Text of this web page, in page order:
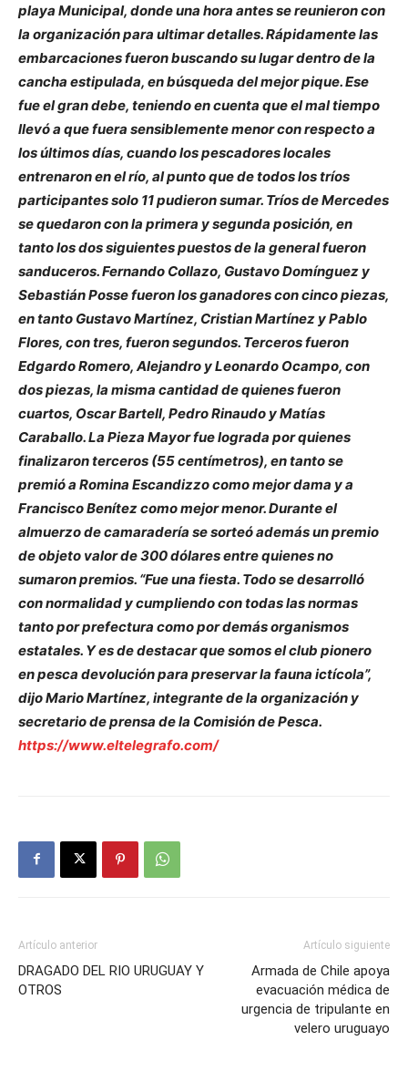
playa Municipal, donde una hora antes se reunieron con
la organización para ultimar detalles. Rápidamente las
embarcaciones fueron buscando su lugar dentro de la
cancha estipulada, en búsqueda del mejor pique. Ese
fue el gran debe, teniendo en cuenta que el mal tiempo
llevó a que fuera sensiblemente menor con respecto a
los últimos días, cuando los pescadores locales
entrenaron en el río, al punto que de todos los tríos
participantes solo 11 pudieron sumar. Tríos de Mercedes
se quedaron con la primera y segunda posición, en
tanto los dos siguientes puestos de la general fueron
sanduceros. Fernando Collazo, Gustavo Domínguez y
Sebastián Posse fueron los ganadores con cinco piezas,
en tanto Gustavo Martínez, Cristian Martínez y Pablo
Flores, con tres, fueron segundos. Terceros fueron
Edgardo Romero, Alejandro y Leonardo Ocampo, con
dos piezas, la misma cantidad de quienes fueron
cuartos, Oscar Bartell, Pedro Rinaudo y Matías
Caraballo. La Pieza Mayor fue lograda por quienes
finalizaron terceros (55 centímetros), en tanto se
premió a Romina Escandizzo como mejor dama y a
Francisco Benítez como mejor menor. Durante el
almuerzo de camaradería se sorteó además un premio
de objeto valor de 300 dólares entre quienes no
sumaron premios. “Fue una fiesta. Todo se desarrolló
con normalidad y cumpliendo con todas las normas
tanto por prefectura como por demás organismos
estatales. Y es de destacar que somos el club pionero
en pesca devolución para preservar la fauna ictícola”,
dijo Mario Martínez, integrante de la organización y
secretario de prensa de la Comisión de Pesca.
https://www.eltelegrafo.com/
Artículo anterior
DRAGADO DEL RIO URUGUAY Y
OTROS
Artículo siguiente
Armada de Chile apoya
evacuación médica de
urgencia de tripulante en
velero uruguayo